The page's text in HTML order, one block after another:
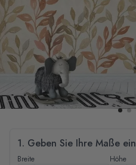
1. Geben Sie Ihre Maße ein
Breite Höhe